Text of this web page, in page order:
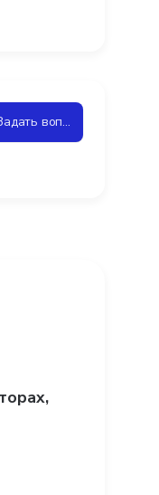
Задать вопрос